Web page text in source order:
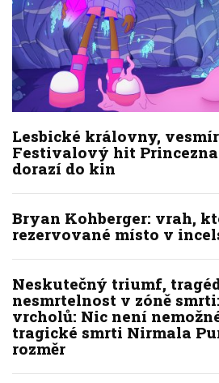
Lesbické královny,
Festivalový hit
dorazí do kin
Bryan Kohberger: vrah,
rezervované místo v
Neskutečný triumf,
nesmrtelnost v zóně
vrcholů: Nic není
tragické smrti Nirmala
rozměr